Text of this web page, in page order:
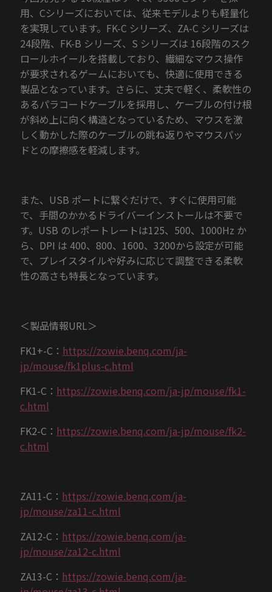
用、Cシリーズにおいては、従来モデルよりも軽量化
を実現しています。FK-C シリーズ、ZA-C シリーズは
24段階、FK-B シリーズ、S シリーズは 16段階のスク
ロールホイールを搭載しており、繊細なマウス操作
が要求されるゲームにおいても、快適に使用できる
製品となっています。さらに、丈夫で軽く、柔軟性の
あるパラコードケーブルを採用し、ケーブルの付け根
が斜め上に向く構造となっているため、マウスを激
しく動かした際のケーブルの跳ね返りやマウスパッ
ドとの摩擦感を軽減します。
また、USB ポートに繋ぐだけで、すぐに使用可能
で、手間のかかるドライバーインストールは不要で
す。USB のレポートレートは125、500、1000Hz か
ら、DPI は 400、800、1600、3200から設定が可能
で、プレイスタイルや好みに応じて調整できる柔軟
性の高さも特長となっています。
＜製品情報URL＞
FK1+-C： https://zowie.benq.com/ja-
jp/mouse/fk1plus-c.html
FK1-C： https://zowie.benq.com/ja-jp/mouse/fk1-
c.html
FK2-C： https://zowie.benq.com/ja-jp/mouse/fk2-
c.html
ZA11-C： https://zowie.benq.com/ja-
jp/mouse/za11-c.html
ZA12-C： https://zowie.benq.com/ja-
jp/mouse/za12-c.html
ZA13-C： https://zowie.benq.com/ja-